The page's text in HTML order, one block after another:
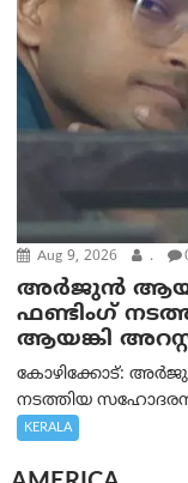
Aug 9, 2026 .
അർജുൻ
ഫണ്ടിംഗ്
ആയങ്കി
കോഴിക്കോട്:
നടത്തിയ
KERALA